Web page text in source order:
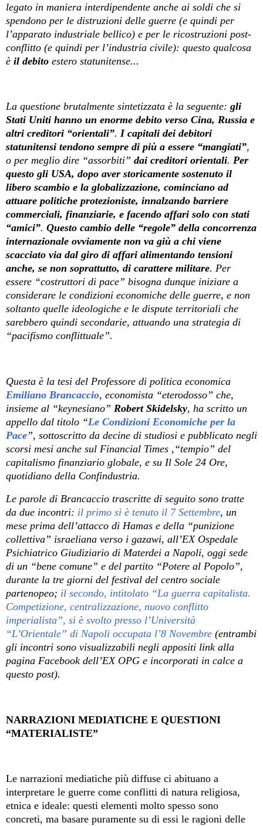
legato in maniera interdipendente anche ai soldi che si
spendono per le distruzioni delle guerre (e quindi per
l’apparato industriale bellico) e per le ricostruzioni post-
conflitto (e quindi per l’industria civile): questo qualcosa
è il debito estero statunitense...
La questione brutalmente sintetizzata è la seguente: gli
Stati Uniti hanno un enorme debito verso Cina, Russia e
altri creditori “orientali”. I capitali dei debitori
statunitensi tendono sempre di più a essere “mangiati”,
o per meglio dire “assorbiti” dai creditori orientali. Per
questo gli USA, dopo aver storicamente sostenuto il
libero scambio e la globalizzazione, cominciano ad
attuare politiche protezioniste, innalzando barriere
commerciali, finanziarie, e facendo affari solo con stati
“amici”. Questo cambio delle “regole” della concorrenza
internazionale ovviamente non va giù a chi viene
scacciato via dal giro di affari alimentando tensioni
anche, se non soprattutto, di carattere militare. Per
essere “costruttori di pace” bisogna dunque iniziare a
considerare le condizioni economiche delle guerre, e non
soltanto quelle ideologiche e le dispute territoriali che
sarebbero quindi secondarie, attuando una strategia di
“pacifismo conflittuale”.
Questa è la tesi del Professore di politica economica
Emiliano Brancaccio, economista “eterodosso” che,
insieme al “keynesiano” Robert Skidelsky, ha scritto un
appello dal titolo “Le Condizioni Economiche per la
Pace”, sottoscritto da decine di studiosi e pubblicato negli
scorsi mesi anche sul Financial Times ,“tempio” del
capitalismo finanziario globale, e su Il Sole 24 Ore,
quotidiano della Confindustria.
Le parole di Brancaccio trascritte di seguito sono tratte
da due incontri: il primo si è tenuto il 7 Settembre, un
mese prima dell’attacco di Hamas e della “punizione
collettiva” israeliana verso i gazawi, all’EX Ospedale
Psichiatrico Giudiziario di Materdei a Napoli, oggi sede
di un “bene comune” e del partito “Potere al Popolo”,
durante la tre giorni del festival del centro sociale
partenopeo; il secondo, intitolato “La guerra capitalista.
Competizione, centralizzazione, nuovo conflitto
imperialista”, si è svolto presso l’Università
“L’Orientale” di Napoli occupata l’8 Novembre (entrambi
gli incontri sono visualizzabili negli appositi link alla
pagina Facebook dell’EX OPG e incorporati in calce a
questo post).
NARRAZIONI MEDIATICHE E QUESTIONI
“MATERIALISTE”
Le narrazioni mediatiche più diffuse ci abituano a
interpretare le guerre come conflitti di natura religiosa,
etnica e ideale: questi elementi molto spesso sono
concreti, ma basare puramente su di essi le ragioni delle